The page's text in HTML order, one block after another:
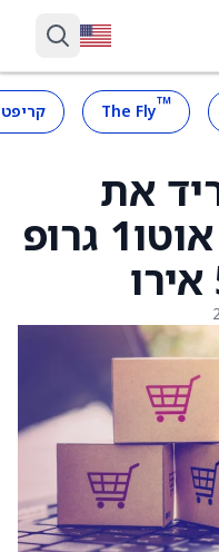
™
The Fly
את
מחיר היעד של אוטו1 גרופ